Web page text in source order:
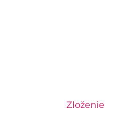
Zloženie